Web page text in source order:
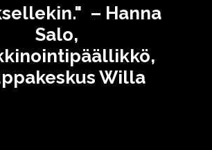
– Hanna
Salo,
Willa